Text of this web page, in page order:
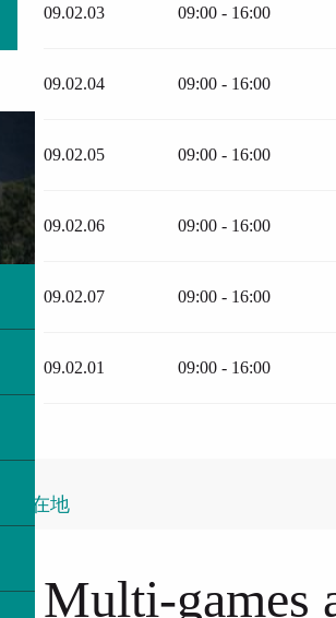
09.02.03 09:00 - 16:00
09.02.04 09:00 - 16:00
09.02.05 09:00 - 16:00
09.02.06 09:00 - 16:00
09.02.07 09:00 - 16:00
09.02.01 09:00 - 16:00
所在地
Multi-games